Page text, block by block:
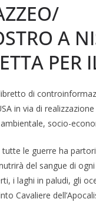
A
PER
di
in via di
socio-
tutte le guerre ha
del sangue di
i laghi in pa­ludi, gli
Cavaliere